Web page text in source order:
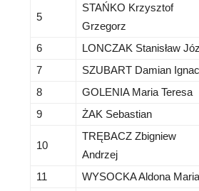
5
STAŃKO Krzysztof
Grzegorz
6 LONCZAK Stanisław
7
SZUBART Damian
8
GOLENIA Maria Teresa
9
ŻAK Sebastian
10
TRĘBACZ Zbigniew
Andrzej
11 WYSOCKA Aldona Maria